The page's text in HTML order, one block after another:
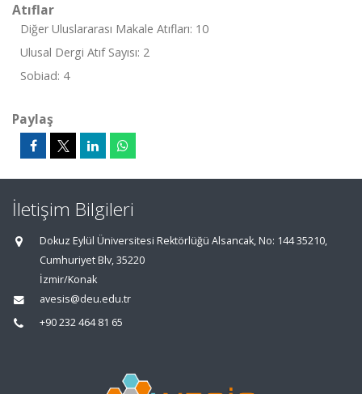
Atıflar
Diğer Uluslararası Makale Atıfları: 10
Ulusal Dergi Atıf Sayısı: 2
Sobiad: 4
Paylaş
İletişim Bilgileri
Dokuz Eylül Üniversitesi Rektörlüğü Alsancak, No: 144 35210,
Cumhuriyet Blv, 35220
İzmir/Konak
avesis@deu.edu.tr
+90 232 464 81 65